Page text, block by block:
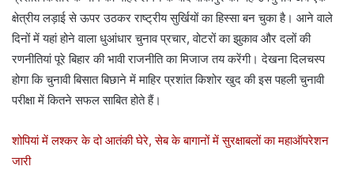
क्षेत्रीय लड़ाई से ऊपर उठकर राष्ट्रीय सुर्खियों का हिस्सा बन चुका है। आने वाले
दिनों में यहां होने वाला धुआंधार चुनाव प्रचार, वोटरों का झुकाव और दलों की
रणनीतियां पूरे बिहार की भावी राजनीति का मिजाज तय करेंगी। देखना दिलचस्प
होगा कि चुनावी बिसात बिछाने में माहिर प्रशांत किशोर खुद की इस पहली चुनावी
परीक्षा में कितने सफल साबित होते हैं।
शोपियां में लश्कर के दो आतंकी घेरे, सेब के बागानों में सुरक्षाबलों का महाऑपरेशन
जारी